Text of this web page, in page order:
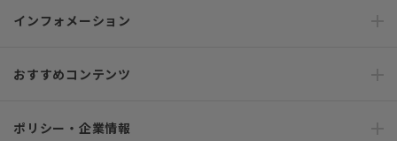
インフォメーション
おすすめコンテンツ
ポリシー・企業情報